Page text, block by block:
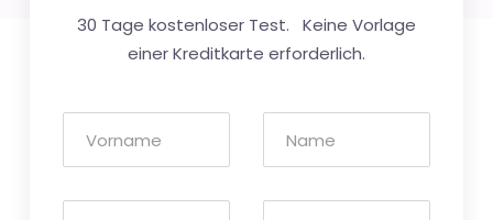
30 Tage kostenloser Test. Keine Vorlage
einer Kreditkarte erforderlich.